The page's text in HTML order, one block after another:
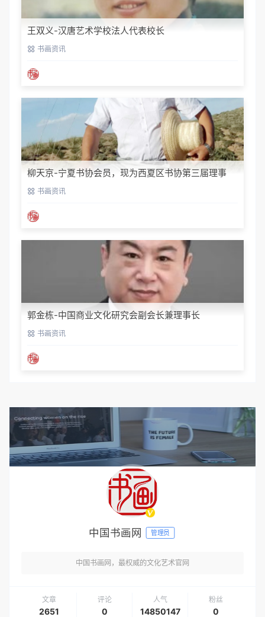
王双义-汉唐艺术学校法人代表校长
书画资讯
柳天京-宁夏书协会员，现为西夏区书协第三届理事
书画资讯
郭金栋-中国商业文化研究会副会长兼理事长
书画资讯
中国书画网 管理员
中国书画网，最权威的文化艺术官网
文章
2651
评论
0
人气
14850147
粉丝
0